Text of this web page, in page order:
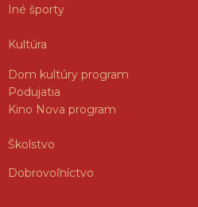
Iné športy
Kultúra
Dom kultúry program
Podujatia
Kino Nova program
Školstvo
Dobrovoľníctvo